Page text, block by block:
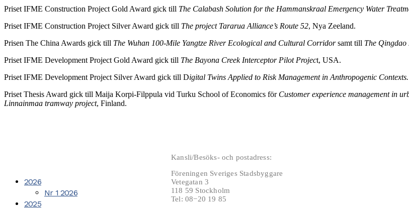
Priset IFME Construction Project Gold Award gick till The Calabash Solution for the Hammanskraal Emergency Water
Priset IFME Construction Project Silver Award gick till The project Tararua Alliance’s Route 52, Nya Zeeland.
Prisen The China Awards gick till The Wuhan 100-Mile Yangtze River Ecological and Cultural Corridorsamt till The Qingdao
Priset IFME Development Project Gold Award gick till The Bayona Creek Interceptor Pilot Project, USA.
Priset IFME Development Project Silver Award gick till Digital Twins Applied to Risk Management in Anthropogenic
Priset Thesis Award gick till Maija Korpi-Filppula vid Turku School of Economics för Customer experience management in
Linnainmaa tramway project, Finland.
2026
Nr 1 2026
2025
Kansli/Besöks- och postadress:
Föreningen Sveriges Stadsbyggare
Vetegatan 3
118 59 Stockholm
Tel: 08−20 19 85